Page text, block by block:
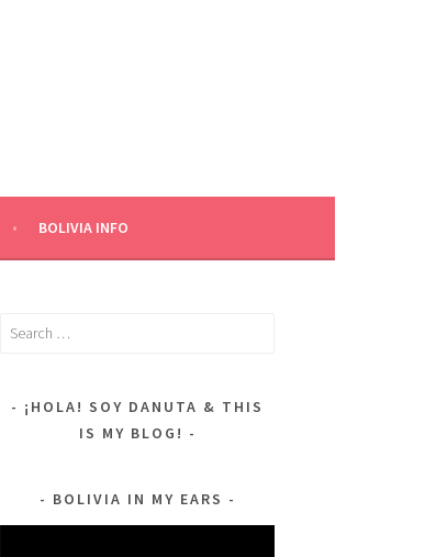
BOLIVIA INFO
Search
¡HOLA! SOY DANUTA & THIS
IS MY BLOG!
BOLIVIA IN MY EARS